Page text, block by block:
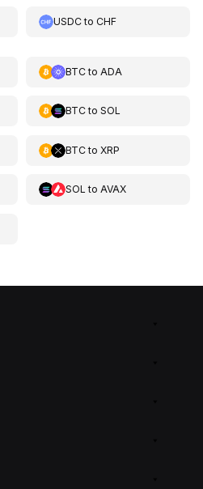
USDCtoCHF
BTCto ADA
BTCto SOL
BTCto XRP
SOL to AVAX